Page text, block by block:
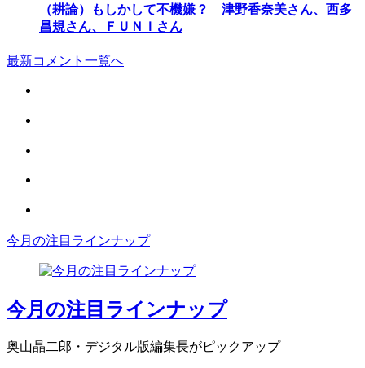
（耕論）もしかして不機嫌？ 津野香奈美さん、西多
昌規さん、ＦＵＮＩさん
最新コメント一覧へ
今月の注目ラインナップ
今月の注目ラインナップ
奥山晶二郎・デジタル版編集長がピックアップ